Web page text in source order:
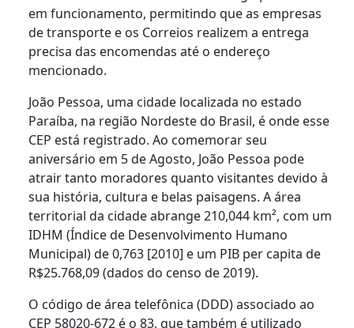
em funcionamento, permitindo que as empresas
de transporte e os Correios realizem a entrega
precisa das encomendas até o endereço
mencionado.
João Pessoa, uma cidade localizada no estado
Paraíba, na região Nordeste do Brasil, é onde esse
CEP está registrado. Ao comemorar seu
aniversário em 5 de Agosto, João Pessoa pode
atrair tanto moradores quanto visitantes devido à
sua história, cultura e belas paisagens. A área
territorial da cidade abrange 210,044 km², com um
IDHM (Índice de Desenvolvimento Humano
Municipal) de 0,763 [2010] e um PIB per capita de
R$25.768,09 (dados do censo de 2019).
O código de área telefônica (DDD) associado ao
CEP 58020-672 é o 83, que também é utilizado